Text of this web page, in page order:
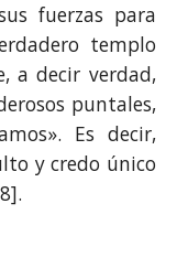
fuer­zas para
tem­plo
a decir verdad,
puntales,
Es decir,
y credo único